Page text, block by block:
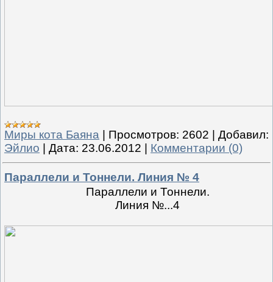
Миры кота Баяна | Просмотров: 2602 | Добавил:
Эйлио | Дата: 23.06.2012 | Комментарии (0)
Параллели и Тоннели. Линия № 4
Параллели и Тоннели.
Линия №...4